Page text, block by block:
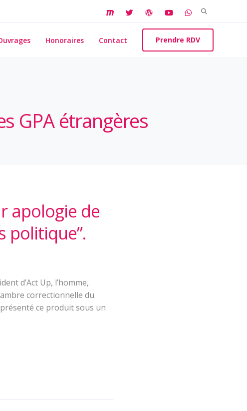
Search
for:
Honoraires Contact Prendre RDV
GPA étrangères
apologie de
politique”.
d’Act Up, l’homme,
correctionnelle du
ce produit sous un